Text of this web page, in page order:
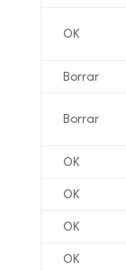
OK
Borrar
Borrar
OK
OK
OK
OK